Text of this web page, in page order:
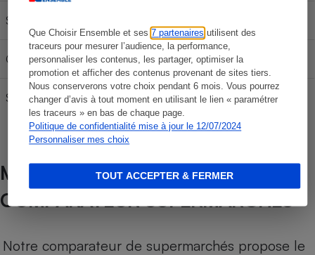
Que Choisir Ensemble et ses7 partenaires utilisent des
traceurs pour mesurer l’audience, la performance,
personnaliser les contenus, les partager, optimiser la
promotion et afficher des contenus provenant de sites tiers.
Nous conserverons votre choix pendant 6 mois. Vous pourrez
changer d’avis à tout moment en utilisant le lien « paramétrer
les traceurs » en bas de chaque page.
Politique de confidentialité mise à jour le 12/07/2024
Personnaliser mes choix
TOUT ACCEPTER & FERMER
SP 95-E10
Gazole 65,58 € 109,30 € 153,02 €
SP95 62,22 € 103,70 € 145,18 €
MÉTHODOLOGIE DE NOTRE
COMPARATEUR SUPERMARCHÉS
Notre comparateur de supermarchés propose le